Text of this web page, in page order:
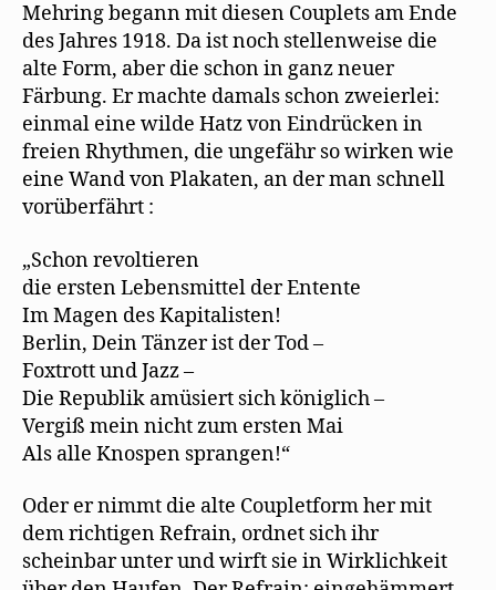
Mehring begann mit diesen Couplets am Ende
des Jahres 1918. Da ist noch stellenweise die
alte Form, aber die schon in ganz neuer
Färbung. Er machte damals schon zweierlei:
einmal eine wilde Hatz von Eindrücken in
freien Rhythmen, die ungefähr so wirken wie
eine Wand von Plakaten, an der man schnell
vorüberfährt :
„Schon revoltieren
die ersten Lebensmittel der Entente
Im Magen des Kapitalisten!
Berlin, Dein Tänzer ist der Tod –
Foxtrott und Jazz –
Die Republik amüsiert sich königlich –
Vergiß mein nicht zum ersten Mai
Als alle Knospen sprangen!“
Oder er nimmt die alte Coupletform her mit
dem richtigen Refrain, ordnet sich ihr
scheinbar unter und wirft sie in Wirklichkeit